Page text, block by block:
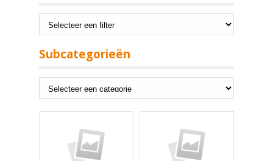
Subcategorieën